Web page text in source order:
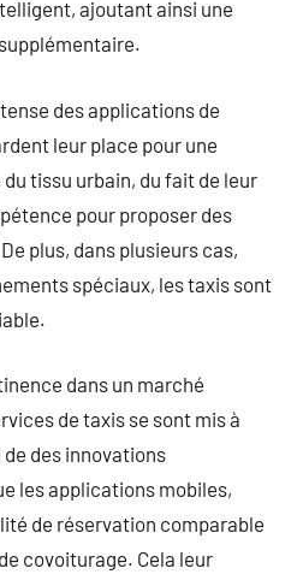
ajoutant ainsi une
des applications de
leur place pour une
tissu urbain, du fait de leur
pour proposer des
plus, dans plusieurs cas,
spéciaux, les taxis sont
dans un marché
de taxis se sont mis à
de des innovations
les applications mobiles,
de réservation comparable
covoiturage. Cela leur